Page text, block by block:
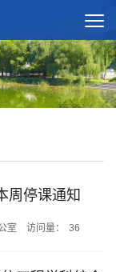
周停课通知
室 访问量： 36